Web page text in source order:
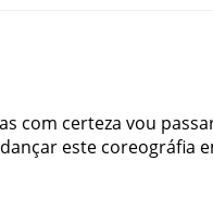
com certeza vou
dançar este coreográfia